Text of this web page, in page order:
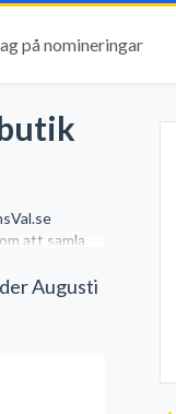
på nomineringar
att samla
Augusti